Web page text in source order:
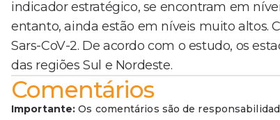
indicador estratégico, se encontram em
entanto, ainda estão em níveis muito altos.
Sars-CoV-2. De acordo com o estudo, os
das regiões Sul e Nordeste.
Comentários
Importante: Os comentários são de